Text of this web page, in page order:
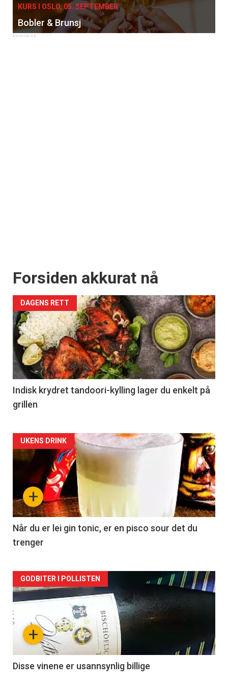
KURS I OSLO, 05. SEPTEMBER
Bobler & Brunsj
Forsiden akkurat nå
DAGENS RETT
Indisk krydret tandoori-kylling lager du enkelt på
grillen
Forsiden
akkurat
nå
-
2
+
UKENS DRINK
Når du er lei gin tonic, er en pisco sour det du
trenger
Forsiden
akkurat
nå
3
+
GODBITER I POLLISTEN
Disse vinene er usannsynlig billige